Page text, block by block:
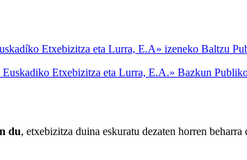
Etxebizitza eta Lurra, E.A» izeneko Baltzu
Etxebizitza eta Lurra, E.A.» Bazkun
du, etxebizitza duina eskuratu dezaten horren